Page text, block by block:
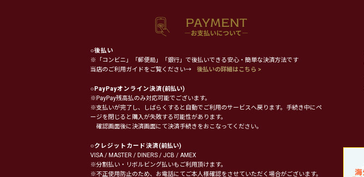
○後払い
※「コンビニ」「郵便局」「銀行」で後払いできる安心・簡単な決済方法です
当店のご利用ガイドをご覧ください→
後払いの詳細はこちら >
○PayPayオンライン決済(前払い)
※PayPay残高払のみ対応可能でございます。
※支払いが完了し、しばらくすると自動でご利用のサービスへ戻ります。手続き中にペ
ージを閉じると購入が失敗する可能性があります。
確認画面後に決済画面にて決済手続きをおこなってください。
○クレジットカード決済(前払い)
VISA / MASTER / DINERS / JCB / AMEX
※分割払い・リボルビング払いもご利用頂けます。
※不正使用防止のため、お電話にてご本人様確認をさせていただく場合がございます。